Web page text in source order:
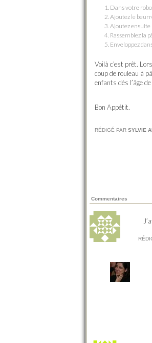
Dans votre
Ajoutez le
Ajoutez ensuite
Rassemblez la
Enveloppez
Voilà c’est prêt.
coup de rouleau à
enfants dès l’âge
Bon Appétit.
RÉDIGÉ PAR SYLVIE
Commentaires